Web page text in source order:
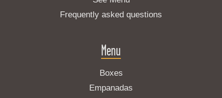
Frequently asked questions
Menu
Boxes
Empanadas